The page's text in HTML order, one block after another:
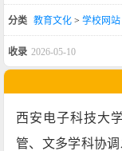
分类 教育文化 > 学校网站
收录 2026-05-10
西安电子科技大
管、文多学科协